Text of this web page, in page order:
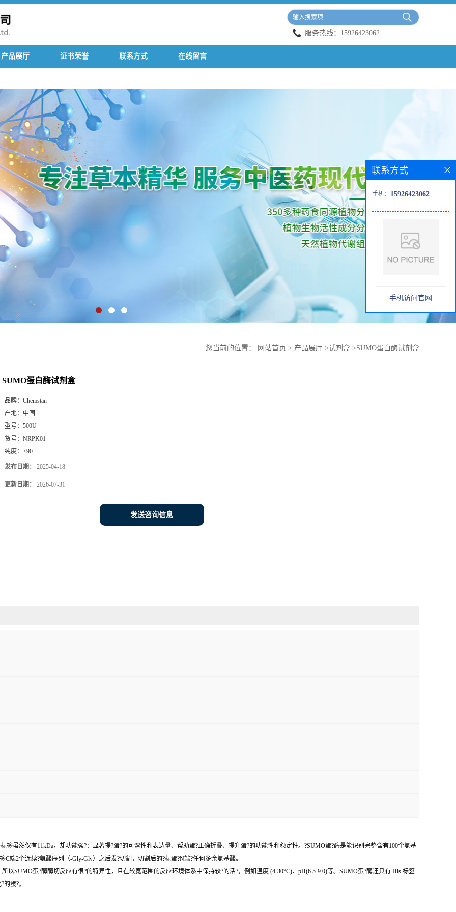
服务热线： 15926423062
产品展厅 证书荣誉 联系方式 在线留言
您当前的位置： 网站首页 > 产品展厅 >试剂盒 >SUMO蛋白酶试剂盒
SUMO蛋白酶试剂盒
品牌： Chemstan
产地： 中国
型号： 500U
货号： NRPK01
纯度： ≥90
发布日期： 2025-04-18
更新日期： 2026-07-31
发送咨询信息
虽然仅有11kDa，却功能强?：显著提?蛋?的可溶性和表达量、帮助蛋?正确折叠、提升蛋?的功能性和稳定性。?SUMO蛋?酶是能识别完整含有100个氨基
端2个连续?氨酸序列（-Gly-Gly）之后发?切割，切割后的?标蛋?N端?任何多余氨基酸。
SUMO蛋?酶酶切反应有很?的特异性，且在较宽范围的反应环境体系中保持较?的活?，例如温度 (4-30°C)、pH(6.5-9.0)等。SUMO蛋?酶还具有 His 标签
蛋?。
联系方式
手机： 15926423062
手机访问官网